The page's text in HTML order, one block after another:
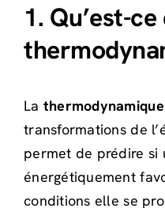
1. Qu’est-
La thermodynamique
transformations de
permet de prédire si
énergétiquement
conditions elle se